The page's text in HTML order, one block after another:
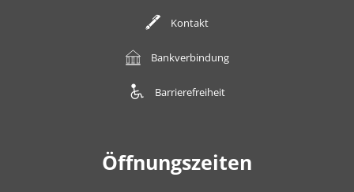
Kontakt
Bankverbindung
Barrierefreiheit
Öffnungszeiten